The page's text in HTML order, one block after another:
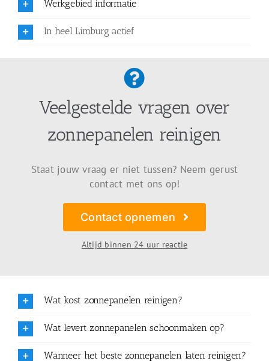
Werkgebied informatie
In heel Limburg actief
Veelgestelde vragen over
zonnepanelen reinigen
Staat jouw vraag er niet tussen? Neem gerust
contact met ons op!
Contact opnemen
Altijd binnen 24 uur reactie
Wat kost zonnepanelen reinigen?
Wat levert zonnepanelen schoonmaken op?
Wanneer het beste zonnepanelen laten reinigen?